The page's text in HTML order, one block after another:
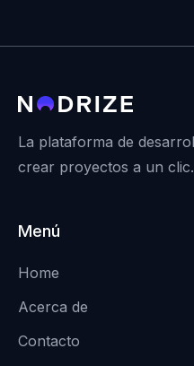
La plataforma de
crear proyectos a un clic.
Menú
Home
Acerca de
Contacto